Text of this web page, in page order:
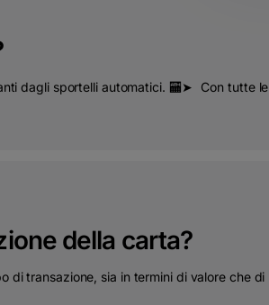
dagli sportelli automatici. 🏧➤⠀Con tutte le
della carta?
di transazione, sia in termini di valore che di